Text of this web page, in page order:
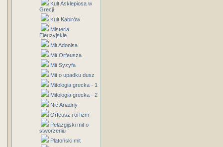
Kult Asklepiosa w
Grecji
Kult Kabirów
Misteria
Eleuzyjskie
Mit Adonisa
Mit Orfeusza
Mit Syzyfa
Mit o upadku dusz
Mitologia grecka - 1
Mitologia grecka - 2
Nić Ariadny
Orfeusz i orfizm
Pelazgijski mit o
stworzeniu
Platoński mit